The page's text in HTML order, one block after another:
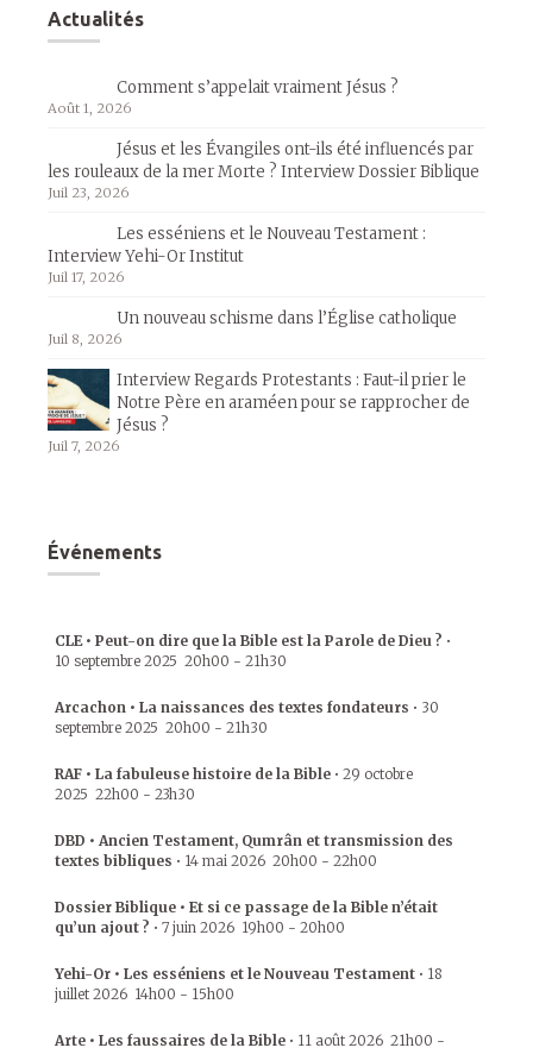
Actualités
Comment s’appelait vraiment Jésus ?
Août 1, 2026
Jésus et les Évangiles ont-ils été influencés par
les rouleaux de la mer Morte ? Interview Dossier Biblique
Juil 23, 2026
Les esséniens et le Nouveau Testament :
Interview Yehi-Or Institut
Juil 17, 2026
Un nouveau schisme dans l’Église catholique
Juil 8, 2026
Interview Regards Protestants : Faut-il prier le
Notre Père en araméen pour se rapprocher de
Jésus ?
Juil 7, 2026
Événements
CLE • Peut-on dire que la Bible est la Parole de Dieu ? •
10 septembre 2025 20h00 - 21h30
Arcachon • La naissances des textes fondateurs • 30
septembre 2025 20h00 - 21h30
RAF • La fabuleuse histoire de la Bible • 29 octobre
2025 22h00 - 23h30
DBD • Ancien Testament, Qumrân et transmission des
textes bibliques • 14 mai 2026 20h00 - 22h00
Dossier Biblique • Et si ce passage de la Bible n’était
qu’un ajout ? • 7 juin 2026 19h00 - 20h00
Yehi-Or • Les esséniens et le Nouveau Testament • 18
juillet 2026 14h00 - 15h00
Arte • Les faussaires de la Bible • 11 août 2026 21h00 -